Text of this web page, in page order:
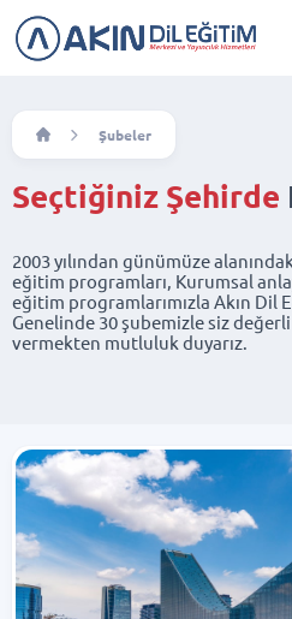
Şubeler
Seçtiğiniz Şehirde
2003 yılından günümüze
eğitim programları, Kurumsal
eğitim programlarımızla Akın Dil
Genelinde 30 şubemizle siz
vermekten mutluluk duyarız.